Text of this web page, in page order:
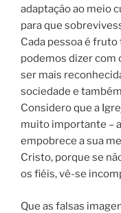
adaptação ao meio
para que
Cada pessoa é
podemos dizer com
ser mais
sociedade e
Considero que a
muito importante –
empobrece a sua
Cristo, porque se
os fiéis, vê-se
Que as falsas